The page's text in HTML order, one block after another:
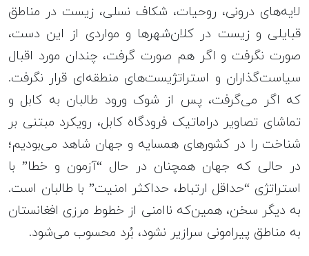
لایه‌های درونی، روحیات، شکاف نسلی، زیست در مناطق
قبایلی و زیست در کلان‌شهرها و مواردی از این دست،
صورت نگرفت و اگر هم صورت گرفت، چندان مورد اقبال
سیاست‌گذاران و استراتژیست‌های منطقه‌ای قرار نگرفت.
که اگر می‌گرفت، پس از شوک ورود طالبان به کابل و
تماشای تصاویر دراماتیک فرودگاه کابل، رویکرد مبتنی ‌بر
شناخت را در کشورهای همسایه و جهان شاهد می‌بودیم؛
در حالی ‌که جهان همچنان در حال “آزمون و خطا” با
استراتژی “حداقل ارتباط، حداکثر امنیت” با طالبان است.
به دیگر سخن، همین‌که ناامنی از خطوط مرزی افغانستان
به مناطق پیرامونی سرازیر نشود، بُرد محسوب می‌شود.